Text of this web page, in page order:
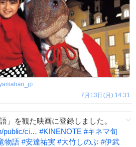
7月13日(月) 14:31
」を観た映画に登録しました。
public/ci… #KINENOTE #キネマ旬
物語 #安達祐実 #大竹しのぶ #伊武